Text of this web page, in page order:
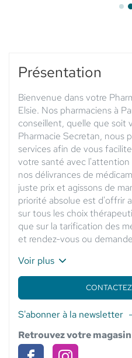
Présentation
Bienvenue dans votre
Elsie. Nos pharmaciens à
conseillent, quelle que soit
Pharmacie Secretan, nous
services afin de vous
votre santé avec l'attention
nos délivrances de
juste prix et agissons de
priorité absolue est d'offrir
sur tous les choix
que sur la tarification des
et rendez-vous ou
Voir plus
S'abonner à la newsletter
du
point
de
Retrouvez votre